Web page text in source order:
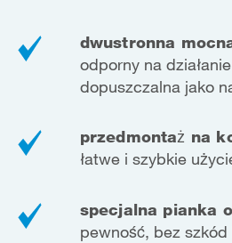
dwustronna
odporny na
dopuszczalna jako
przedmontaż na
łatwe i szybkie
specjalna pianka
pewność, bez